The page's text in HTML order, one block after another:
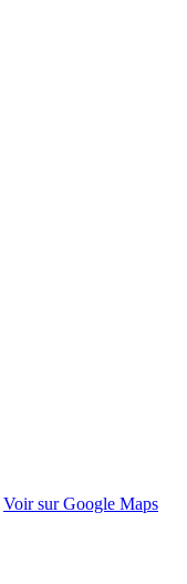
Voir sur Google Maps